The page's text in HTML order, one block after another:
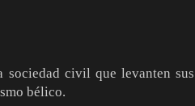
civil que levanten sus
bélico.